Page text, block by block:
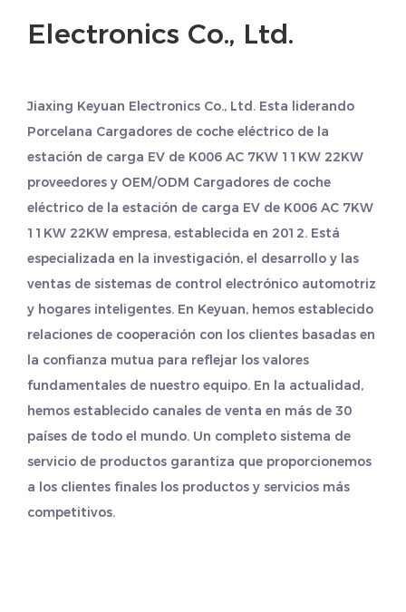
Electronics Co., Ltd.
Jiaxing Keyuan Electronics Co., Ltd. Esta liderando
Porcelana Cargadores de coche eléctrico de la
estación de carga EV de K006 AC 7KW 11KW 22KW
proveedores y OEM/ODM Cargadores de coche
eléctrico de la estación de carga EV de K006 AC 7KW
11KW 22KW empresa, establecida en 2012. Está
especializada en la investigación, el desarrollo y las
ventas de sistemas de control electrónico automotriz
y hogares inteligentes. En Keyuan, hemos establecido
relaciones de cooperación con los clientes basadas en
la confianza mutua para reflejar los valores
fundamentales de nuestro equipo. En la actualidad,
hemos establecido canales de venta en más de 30
países de todo el mundo. Un completo sistema de
servicio de productos garantiza que proporcionemos
a los clientes finales los productos y servicios más
competitivos.